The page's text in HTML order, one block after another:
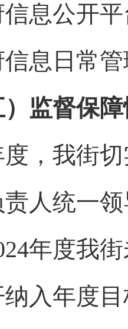
息公开
息日常
监督保障
我街切
人统一
年度我
入年度